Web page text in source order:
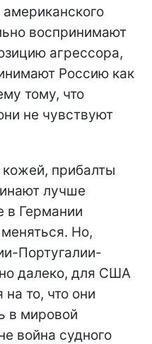
воспринимают
агрессора,
Россию как
тому, что
не чувствуют
кожей, прибалты
лучше
в Германии
Но,
Португалии-
далеко, для США
то, что они
в мировой
война судного